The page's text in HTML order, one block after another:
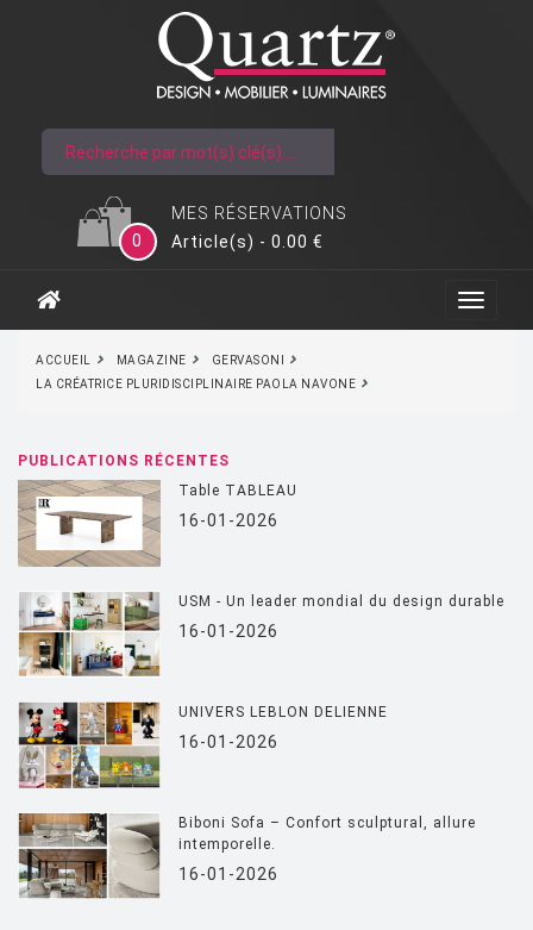
MES RÉSERVATIONS
0
Article(s) - 0.00 €
ACCUEIL MAGAZINE
GERVASONI
LA CRÉATRICE PLURIDISCIPLINAIRE PAOLA NAVONE
PUBLICATIONS RÉCENTES
Table TABLEAU
16-01-2026
USM - Un leader mondial du design durable
16-01-2026
UNIVERS LEBLON DELIENNE
16-01-2026
Biboni Sofa – Confort sculptural, allure
intemporelle.
16-01-2026